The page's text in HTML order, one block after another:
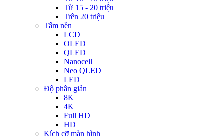
Từ 15 - 20 triệu
Trên 20 triệu
Tấm nền
LCD
OLED
QLED
Nanocell
Neo QLED
LED
Độ phân giản
8K
4K
Full HD
HD
Kích cỡ màn hình